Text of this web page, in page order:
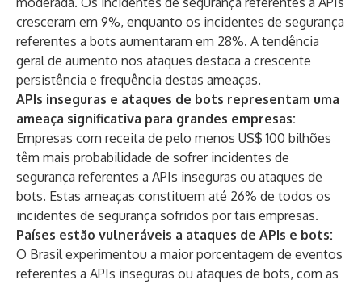
cresceram em 9%, enquanto os incidentes de segurança
referentes a bots aumentaram em 28%. A tendência
geral de aumento nos ataques destaca a crescente
persistência e frequência destas ameaças.
APIs inseguras e ataques de bots representam uma
ameaça significativa para grandes empresas:
Empresas com receita de pelo menos US$ 100 bilhões
têm mais probabilidade de sofrer incidentes de
segurança referentes a APIs inseguras ou ataques de
bots. Estas ameaças constituem até 26% de todos os
incidentes de segurança sofridos por tais empresas.
Países estão vulneráveis ​​a ataques de APIs e bots:
O Brasil experimentou a maior porcentagem de eventos
referentes a APIs inseguras ou ataques de bots, com as